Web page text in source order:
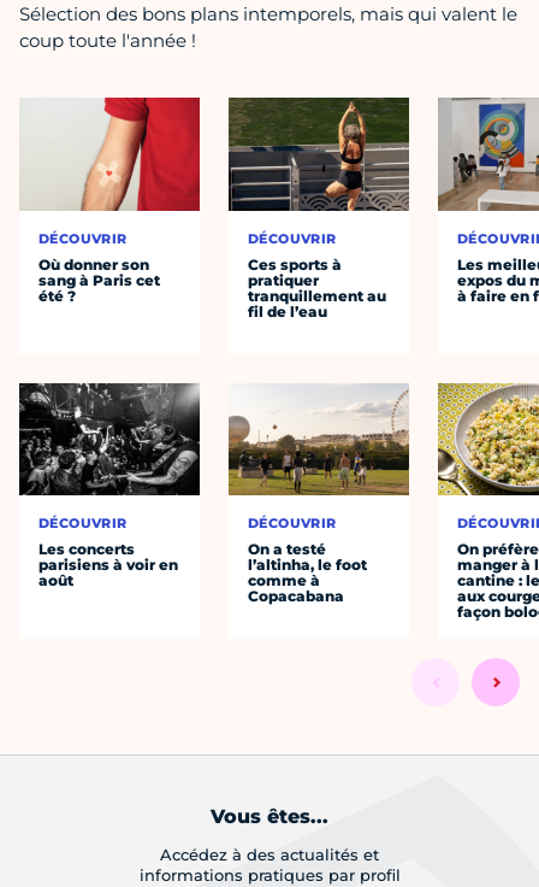
Sélection des bons plans intemporels, mais qui valent le
coup toute l'année !
DÉCOUVRIR
Où donner son
sang à Paris cet
été ?
DÉCOUVRIR
Les concerts
parisiens à voir en
août
DÉCOUVRIR
Ces sports à
pratiquer
tranquillement au
fil de l’eau
DÉCOUVRIR
On a testé
l’altinha, le foot
comme à
Copacabana
Les
expos du
à faire en
On préfère
manger à
cantine :
aux
façon
Vous êtes...
Accédez à des actualités et
informations pratiques par profil